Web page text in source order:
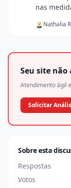
nas
Nathalia
Seu site não
Atendimento ágil
Solicitar
Sobre esta
Respostas
Votos